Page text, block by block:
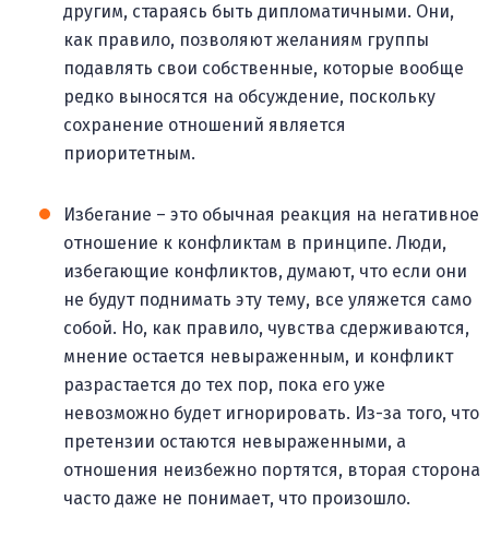
другим, стараясь быть дипломатичными. Они,
как правило, позволяют желаниям группы
подавлять свои собственные, которые вообще
редко выносятся на обсуждение, поскольку
сохранение отношений является
приоритетным.
Избегание – это обычная реакция на негативное
отношение к конфликтам в принципе. Люди,
избегающие конфликтов, думают, что если они
не будут поднимать эту тему, все уляжется само
собой. Но, как правило, чувства сдерживаются,
мнение остается невыраженным, и конфликт
разрастается до тех пор, пока его уже
невозможно будет игнорировать. Из-за того, что
претензии остаются невыраженными, а
отношения неизбежно портятся, вторая сторона
часто даже не понимает, что произошло.